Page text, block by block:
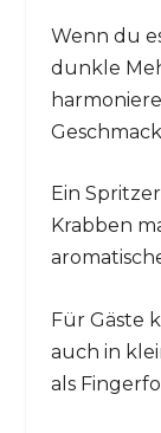
Wenn du
dunkle
Ein
Krabben
Für Gäste
auch in
als